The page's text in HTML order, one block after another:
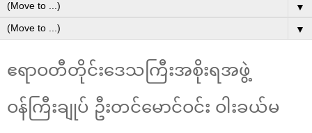
▼
▼
ဧရာဝတီတိုင်းဒေသကြီးအစိုးရအဖွဲ့
ဝန်ကြီးချုပ် ဦးတင်မောင်ဝင်း ဝါးခယ်မ